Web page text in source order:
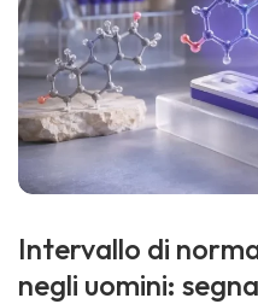
Intervallo di
negli uomini: